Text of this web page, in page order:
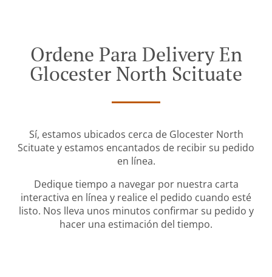
Ordene Para Delivery En
Glocester North Scituate
Sí, estamos ubicados cerca de Glocester North
Scituate y estamos encantados de recibir su pedido
en línea.
Dedique tiempo a navegar por nuestra carta
interactiva en línea y realice el pedido cuando esté
listo. Nos lleva unos minutos confirmar su pedido y
hacer una estimación del tiempo.